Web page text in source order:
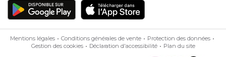
Mentions légales Conditions générales de vente
Protection des données
Gestion des cookies
Déclaration d'accessibilité Plan du site